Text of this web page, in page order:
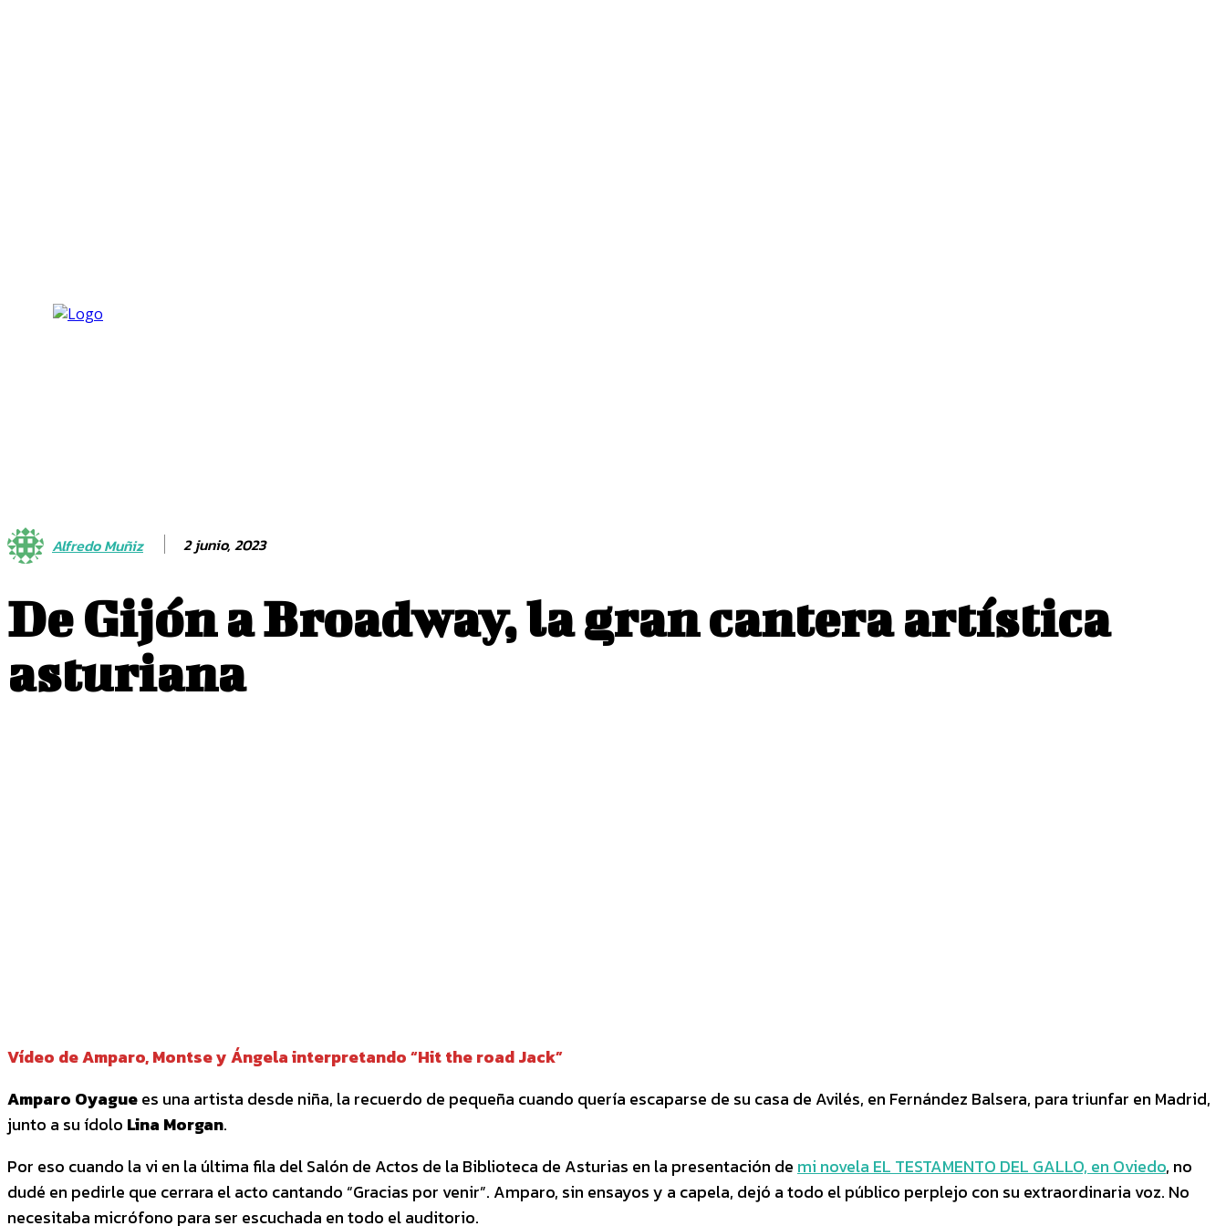
Alfredo Muñiz 2 junio, 2023
De Gijón a Broadway, la gran cantera artística
asturiana
Vídeo de Amparo, Montse y Ángela interpretando “Hit the road Jack”
Amparo Oyaguees una artista desde niña, la recuerdo de pequeña cuando quería escaparse de su casa de Avilés, en Fernández Balsera, para triunfar en Madrid,
junto a su ídolo Lina Morgan.
Por eso cuando la vi en la última fila del Salón de Actos de la Biblioteca de Asturias en la presentación de mi novela EL TESTAMENTO DEL GALLO, en Oviedo, no
dudé en pedirle que cerrara el acto cantando “Gracias por venir”. Amparo, sin ensayos y a capela, dejó a todo el público perplejo con su extraordinaria voz. No
necesitaba micrófono para ser escuchada en todo el auditorio.